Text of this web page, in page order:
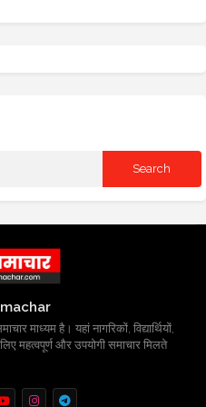
माध्यम है। यहां नागरिकों, विद्यार्थियों,
महत्वपूर्ण और उपयोगी समाचार मिलते